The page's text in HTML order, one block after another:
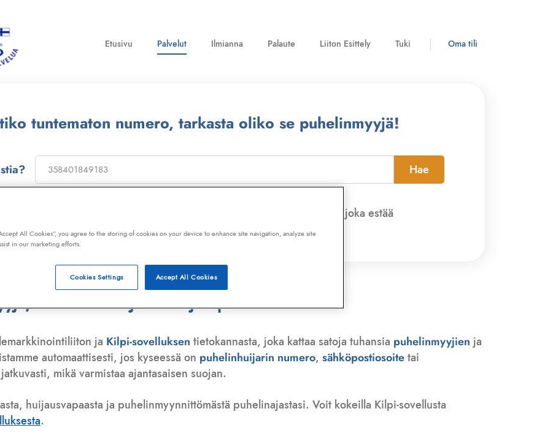
Etusivu Palvelut Ilmianna Palaute Liiton Esittely Tuki Oma tili
tuntematon numero, tarkasta oliko se puhelinmyyjä!
Hae
, niin saat laajan telemarkkinointikiellon ja Kilpi-sovelluksen, joka estää
huijaussoitot, huijausviestit ja roskapostit.
telemarkkinoija tai huijauspuhelu
ja Kilpi-sovelluksen tietokannasta, joka kattaa satoja tuhansia puhelinmyyjien ja
automaattisesti, jos kyseessä on puhelinhuijarin numero, sähköpostiosoitetai
mikä varmistaa ajantasaisen suojan.
huijausvapaasta ja puhelinmyynnittömästä puhelinajastasi. Voit kokeilla Kilpi-sovellusta
.
All Cookies”, you agree to the storing of cookies on your device to enhance site navigation, analyze site
in our marketing efforts.
Accept All Cookies
Cookies Settings